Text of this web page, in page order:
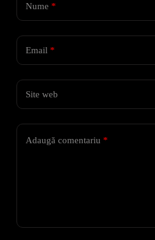
Nume *
Email *
Site web
Adaugă comentariu *